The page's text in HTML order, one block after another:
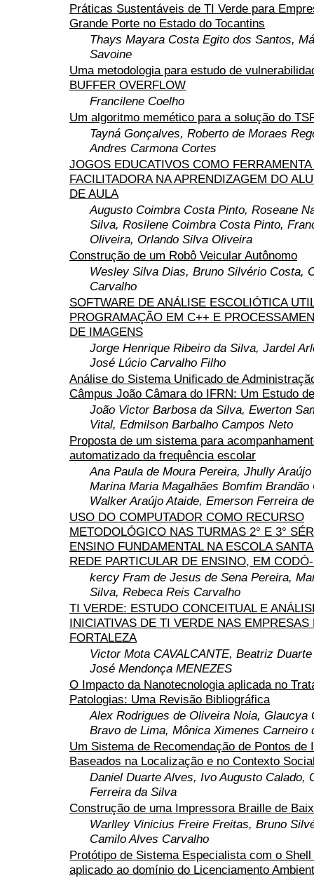
Práticas Sustentáveis de TI Verde para
Grande Porte no Estado do Tocantins
Thays Mayara Costa Egito dos Santos,
Savoine
Uma metodologia para estudo de
BUFFER OVERFLOW
Francilene Coelho
Um algoritmo memético para a solução do
Tayná Gonçalves, Roberto de Moraes
Andres Carmona Cortes
JOGOS EDUCATIVOS COMO
FACILITADORA NA APRENDIZAGEM DO
DE AULA
Augusto Coimbra Costa Pinto, Roseane
Silva, Rosilene Coimbra Costa Pinto,
Oliveira, Orlando Silva Oliveira
Construção de um Robô Veicular Autônomo
Wesley Silva Dias, Bruno Silvério Costa,
Carvalho
SOFTWARE DE ANÁLISE ESCOLIÓTICA
PROGRAMAÇÃO EM C++ E
DE IMAGENS
Jorge Henrique Ribeiro da Silva, Jardel
José Lúcio Carvalho Filho
Análise do Sistema Unificado de
Câmpus João Câmara do IFRN: Um Estudo
João Victor Barbosa da Silva, Ewerton
Vital, Edmilson Barbalho Campos Neto
Proposta de um sistema para
automatizado da frequência escolar
Ana Paula de Moura Pereira, Jhully
Marina Maria Magalhães Bomfim Brandão
Walker Araújo Ataide, Emerson Ferreira
USO DO COMPUTADOR COMO RECURSO
METODOLÓGICO NAS TURMAS 2° E 3°
ENSINO FUNDAMENTAL NA ESCOLA
REDE PARTICULAR DE ENSINO, EM
kercy Fram de Jesus de Sena Pereira,
Silva, Rebeca Reis Carvalho
TI VERDE: ESTUDO CONCEITUAL E
INICIATIVAS DE TI VERDE NAS EMPRESAS
FORTALEZA
Victor Mota CAVALCANTE, Beatriz
José Mendonça MENEZES
O Impacto da Nanotecnologia aplicada no
Patologias: Uma Revisão Bibliográfica
Alex Rodrigues de Oliveira Noia, Glaucya
Bravo de Lima, Mônica Ximenes Carneiro
Um Sistema de Recomendação de Pontos de
Baseados na Localização e no Contexto
Daniel Duarte Alves, Ivo Augusto Calado,
Ferreira da Silva
Construção de uma Impressora Braille de
Warlley Vinicius Freire Freitas, Bruno
Camilo Alves Carvalho
Protótipo de Sistema Especialista com o
aplicado ao domínio do Licenciamento